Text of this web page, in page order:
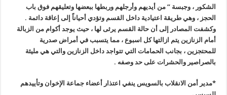
الشكور ، وجبسة ” من أيديهم وأرجلهم وربطها ببعضها وتعليقهم فوق باب
الحجز ، وهي طريقة اعتيادية داخل القسم وتؤدي أحياناً إلى إعاقة دائمة .
وكشفت المصادر إلى أن حالة القسم يرثى لها ، حيث يوجد أكوام من الزبالة
أمام الزنازين يتم ازالتها كل اسبوع ، مما يتسبب في أمراض صدرية
للمحتجزين ، بجانب الحمامات التي تتواجد داخل الزنازين والتي هي مليئة
بالصراصير والحشرات على حد وصفه .
*مدير أمن الانقلاب بالسويس ينفي اعتذار أعضاء جماعة الإخوان وتأييدهم